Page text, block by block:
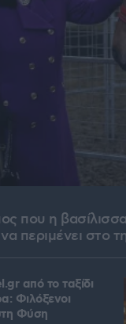
που η
περιμένει στο
από το ταξίδι
Φιλόξενοι
Φύση